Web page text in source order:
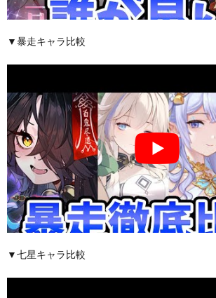
▼暴走キャラ比較
▼七星キャラ比較